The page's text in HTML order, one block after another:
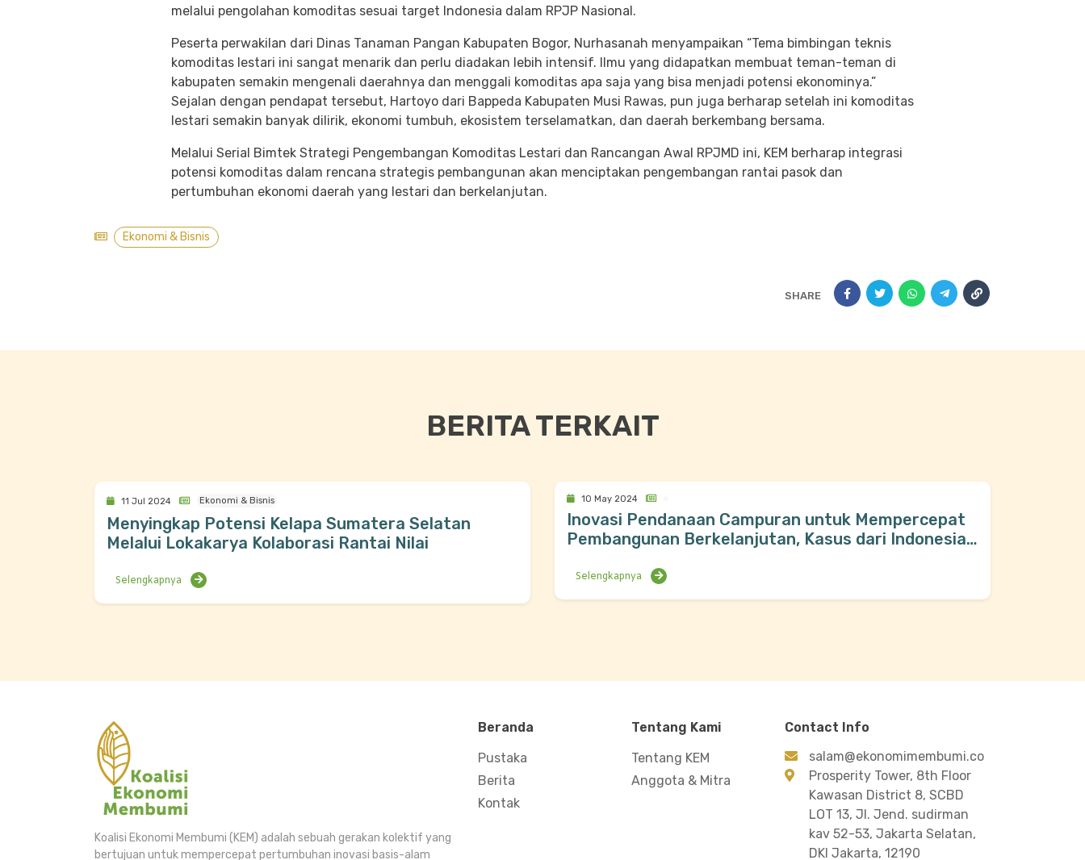
melalui pengolahan komoditas sesuai target Indonesia dalam RPJP Nasional.
Peserta perwakilan dari Dinas Tanaman Pangan Kabupaten Bogor, Nurhasanah menyampaikan “Tema bimbingan teknis
komoditas lestari ini sangat menarik dan perlu diadakan lebih intensif. Ilmu yang didapatkan membuat teman-teman di
kabupaten semakin mengenali daerahnya dan menggali komoditas apa saja yang bisa menjadi potensi ekonominya.”
Sejalan dengan pendapat tersebut, Hartoyo dari Bappeda Kabupaten Musi Rawas, pun juga berharap setelah ini komoditas
lestari semakin banyak dilirik, ekonomi tumbuh, ekosistem terselamatkan, dan daerah berkembang bersama.
Melalui Serial Bimtek Strategi Pengembangan Komoditas Lestari dan Rancangan Awal RPJMD ini, KEM berharap integrasi
potensi komoditas dalam rencana strategis pembangunan akan menciptakan pengembangan rantai pasok dan
pertumbuhan ekonomi daerah yang lestari dan berkelanjutan.
Ekonomi & Bisnis
SHARE
BERITA TERKAIT
11 Jul 2024 Ekonomi & Bisnis
Menyingkap Potensi Kelapa Sumatera Selatan
Melalui Lokakarya Kolaborasi Rantai Nilai
Selengkapnya
10 May 2024
Inovasi Pendanaan Campuran untuk Mempercepat
Pembangunan Berkelanjutan, Kasus dari Indonesia
Selengkapnya
Koalisi Ekonomi Membumi (KEM) adalah sebuah gerakan kolektif yang
bertujuan untuk mempercepat pertumbuhan inovasi basis-alam
Beranda
Pustaka
Berita
Kontak
Tentang Kami
Tentang KEM
Anggota & Mitra
Contact Info
salam@ekonomimembumi.co
Prosperity Tower, 8th Floor
Kawasan District 8, SCBD
LOT 13, Jl. Jend. sudirman
kav 52-53, Jakarta Selatan,
DKI Jakarta, 12190